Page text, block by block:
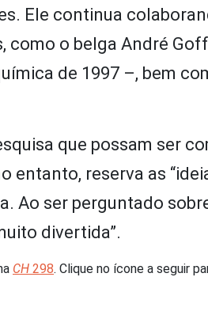
Ele continua
o belga André
de 1997 –, bem
que possam ser
entanto, reserva as
Ao ser perguntado
divertida”.
CH 298. Clique no ícone a seguir